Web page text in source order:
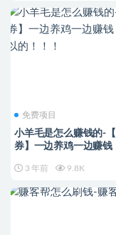
免费项目
小羊毛是怎么赚钱的-
券】一边养鸡一边赚钱
3 年前 9.8K